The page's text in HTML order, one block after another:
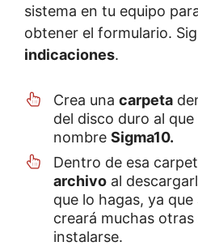
sistema en tu equipo
obtener el formulario.
indicaciones.
Crea una carpeta
del disco duro al
nombre Sigma10.
Dentro de esa
archivo al
que lo hagas, ya
creará muchas
instalarse.